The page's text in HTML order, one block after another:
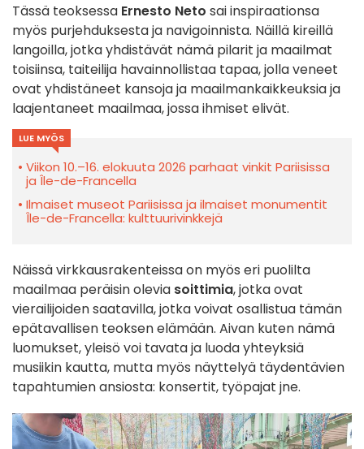
Tässä teoksessa Ernesto Neto sai inspiraationsa
myös purjehduksesta ja navigoinnista. Näillä kireillä
langoilla, jotka yhdistävät nämä pilarit ja maailmat
toisiinsa, taiteilija havainnollistaa tapaa, jolla veneet
ovat yhdistäneet kansoja ja maailmankaikkeuksia ja
laajentaneet maailmaa, jossa ihmiset elivät.
LUE MYÖS
Viikon 10.–16. elokuuta 2026 parhaat vinkit Pariisissa
ja Île-de-Francella
Ilmaiset museot Pariisissa ja ilmaiset monumentit
Île-de-Francella: kulttuurivinkkejä
Näissä virkkausrakenteissa on myös eri puolilta
maailmaa peräisin olevia soittimia, jotka ovat
vierailijoiden saatavilla, jotka voivat osallistua tämän
epätavallisen teoksen elämään. Aivan kuten nämä
luomukset, yleisö voi tavata ja luoda yhteyksiä
musiikin kautta, mutta myös näyttelyä täydentävien
tapahtumien ansiosta: konsertit, työpajat jne.